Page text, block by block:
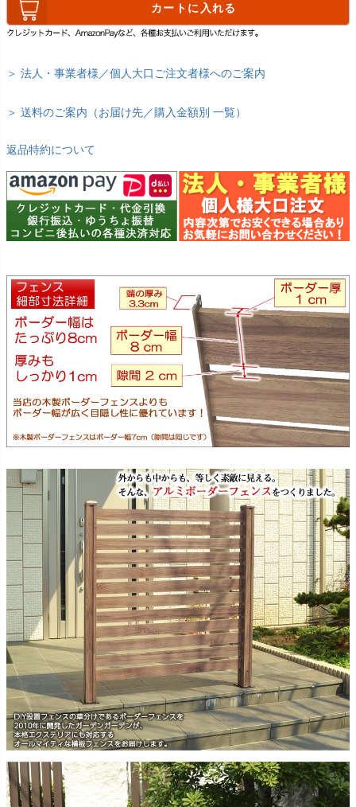
カートに入れる
＞ 法人・事業者様／個人大口ご注文者様へのご案内
＞ 送料のご案内（お届け先／購入金額別 一覧）
返品特約について